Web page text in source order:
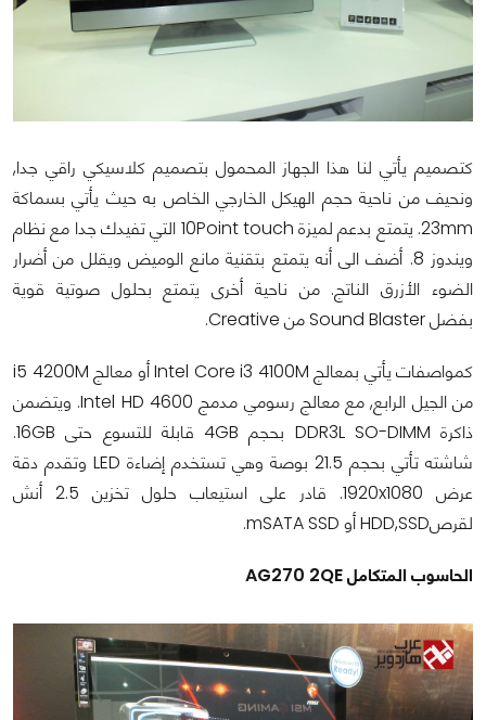
كتصميم يأتي لنا هذا الجهاز المحمول بتصميم كلاسيكي راقي جدا,
ونحيف من ناحية حجم الهيكل الخارجي الخاص به حيث يأتي بسماكة
23mm. يتمتع بدعم لميزة 10Point touch التي تفيدك جدا مع نظام
ويندوز 8. أضف الى أنه يتمتع بتقنية مانع الوميض ويقلل من أضرار
الضوء الأزرق الناتج. من ناحية أخرى يتمتع بحلول صوتية قوية
بفضل Sound Blaster من Creative.
كمواصفات يأتي بمعالج Intel Core i3 4100M أو معالج i5 4200M
من الجيل الرابع, مع معالج رسومي مدمج Intel HD 4600. ويتضمن
ذاكرة DDR3L SO-DIMM بحجم 4GB قابلة للتسوع حتى 16GB.
شاشته تأتي بحجم 21.5 بوصة وهي تستخدم إضاءة LED وتقدم دقة
عرض 1920x1080. قادر على استيعاب حلول تخزين 2.5 أنش
لقرصHDD,SSD أو mSATA SSD.
الحاسوب المتكامل AG270 2QE